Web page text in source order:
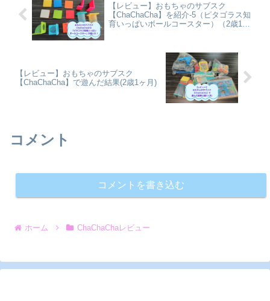
【レビュー】おもちゃのサブスク
【ChaChaCha】を紹介-5（ピタゴラス知
育いっぱいボールコースター）（2歳1ヶ
【レビュー】おもちゃのサブスク
【ChaChaCha】で遊んだ結果(2歳1ヶ月)
コメント
コメントを書き込む
ホーム ChaChaChaレビュー